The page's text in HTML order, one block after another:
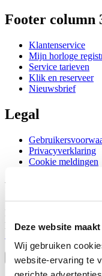
Deze website
Wij gebruiken
website-ervaring te
Footer column
Klantenservice
Mijn horloge
Service tarieven
Klik en reserveer
Nieuwsbrief
Legal
Privacyverklaring
Cookie meldingen
Word lid van
Meld je aan en ontvang
productrecensies
Selecteer een land/regio
Taalkeuze